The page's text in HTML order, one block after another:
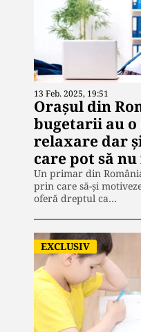
13 Feb. 2025, 19:51
Orașul din
bugetarii au o
relaxare dar
care pot să
Un primar din
prin care să-și
oferă dreptul ca…
EXCLUSIV